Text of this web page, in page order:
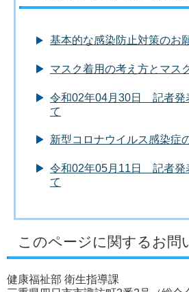
基本的な感染防止対策のお
マスク着用の考え方とマス
令和02年04月30日 記者発
て
新型コロナウイルス感染症
令和02年05月11日 記者発
て
このページに関するお問
健康福祉部 衛生指導課